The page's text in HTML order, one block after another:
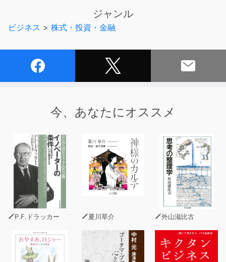
いないから。情報に踊らされ「自分の頭で考える」投資が
できていないからではないでしょうか。
様々な情報を得ることができる時代ですが、投資の考え方
者が、その長年の経験から、投資家が陥りがちな落とし
本について紹介します。
ジャンル
ビジネス > 株式・投資・金融
今、あなたにオススメ
P.F.ドラッカー 夏川草介 外山滋比古